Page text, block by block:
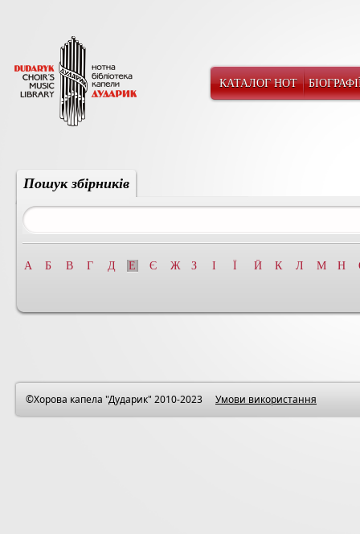
КАТАЛОГ НОТ
Пошук збірників
А Б В Г Д Е Є Ж З І Ї Й К Л М Н
©Хорова капела "Дударик" 2010-2023 Умови використання